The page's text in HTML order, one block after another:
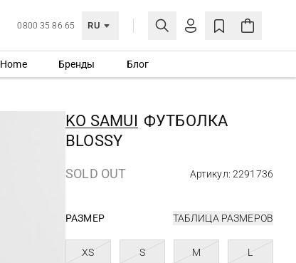
0800 35 86 65 RU
ЛИЧНЫЙ КАБИНЕТ
Home Бренды Блог
KO SAMUI ФУТБОЛКА
BLOSSY
SOLD OUT Артикул: 2291736
РАЗМЕР ТАБЛИЦА РАЗМЕРОВ
XS S M L